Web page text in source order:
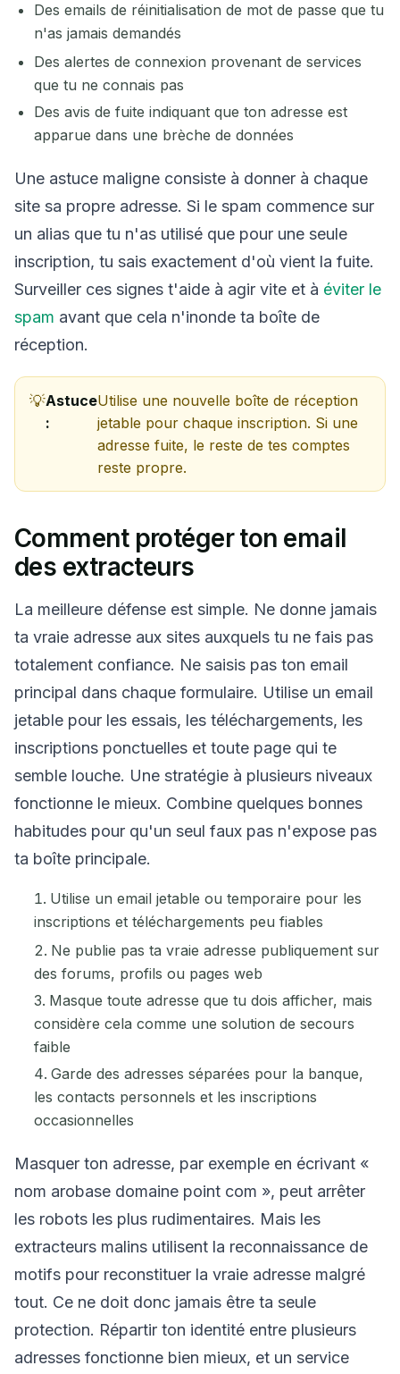
Des emails de réinitialisation de mot de passe que tu
n'as jamais demandés
Des alertes de connexion provenant de services
que tu ne connais pas
Des avis de fuite indiquant que ton adresse est
apparue dans une brèche de données
Une astuce maligne consiste à donner à chaque
site sa propre adresse. Si le spam commence sur
un alias que tu n'as utilisé que pour une seule
inscription, tu sais exactement d'où vient la fuite.
Surveiller ces signes t'aide à agir vite et à éviter le
spam avant que cela n'inonde ta boîte de
réception.
Astuce
:
Utilise une nouvelle boîte de réception
jetable pour chaque inscription. Si une
adresse fuite, le reste de tes comptes
reste propre.
Comment protéger ton email
des extracteurs
La meilleure défense est simple. Ne donne jamais
ta vraie adresse aux sites auxquels tu ne fais pas
totalement confiance. Ne saisis pas ton email
principal dans chaque formulaire. Utilise un email
jetable pour les essais, les téléchargements, les
inscriptions ponctuelles et toute page qui te
semble louche. Une stratégie à plusieurs niveaux
fonctionne le mieux. Combine quelques bonnes
habitudes pour qu'un seul faux pas n'expose pas
ta boîte principale.
Utilise un email jetable ou temporaire pour les
inscriptions et téléchargements peu fiables
Ne publie pas ta vraie adresse publiquement sur
des forums, profils ou pages web
Masque toute adresse que tu dois afficher, mais
considère cela comme une solution de secours
faible
Garde des adresses séparées pour la banque,
les contacts personnels et les inscriptions
occasionnelles
Masquer ton adresse, par exemple en écrivant «
nom arobase domaine point com », peut arrêter
les robots les plus rudimentaires. Mais les
extracteurs malins utilisent la reconnaissance de
motifs pour reconstituer la vraie adresse malgré
tout. Ce ne doit donc jamais être ta seule
protection. Répartir ton identité entre plusieurs
adresses fonctionne bien mieux, et un service